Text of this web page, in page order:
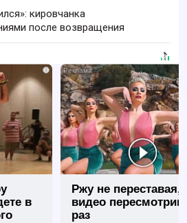
кировчанка
после возвращения
i
в
Ржу не переставая,
видео
раз